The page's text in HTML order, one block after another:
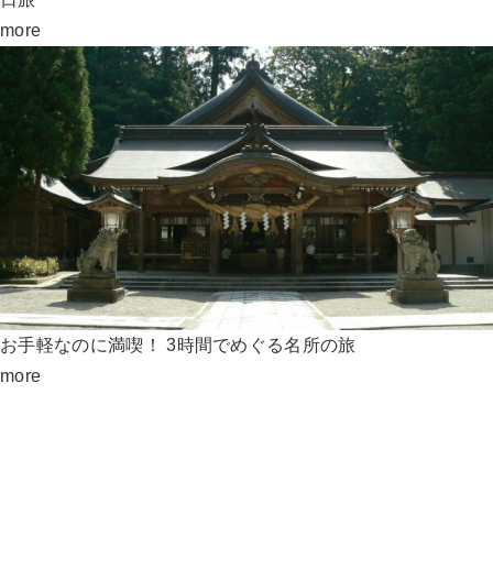
more
お手軽なのに満喫！ 3時間でめぐる名所の旅
more